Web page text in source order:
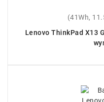
(41Wh,
Lenovo ThinkPad X13